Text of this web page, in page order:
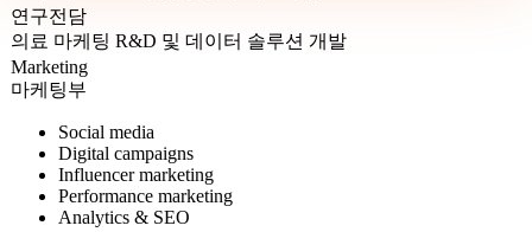
연구전담
의료 마케팅 R&D 및 데이터 솔루션 개발
Marketing
마케팅부
Social media
Digital campaigns
Influencer marketing
Performance marketing
Analytics & SEO